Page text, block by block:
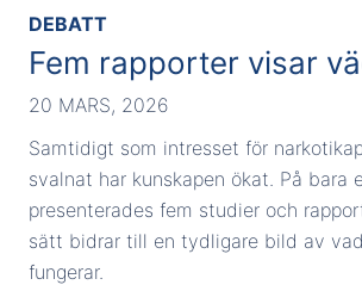
DEBATT
Fem rapporter visar
20 MARS, 2026
Samtidigt som intresset för
svalnat har kunskapen ökat. På bara
presenterades fem studier och
sätt bidrar till en tydligare bild av
fungerar.